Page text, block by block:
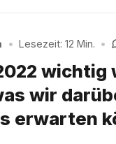
• Lesezeit: 12 Min. •
wichtig
wir
erwarten